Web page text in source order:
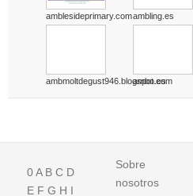
amblesideprimary.comambling.es
ambmoltdegust946.blogspot.com
ambo.es
0A B C D
E F G H I
Sobre
nosotros